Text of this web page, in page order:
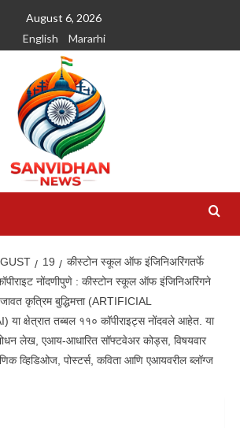
August 6, 2026
English
Mararhi
19
कीस्टोन स्कूल ऑफ इंजिनिअरिंगतर्फे
नोंदणीपुणे : कीस्टोन स्कूल ऑफ इंजिनिअरिंगने
कृत्रिम बुद्धिमत्ता (ARTIFICIAL
क्षेत्रात तब्बल ११० कॉपीराइट्स नोंदवले आहेत. या
लेख, एआय-आधारित सॉफ्टवेअर कोड्स, विषयवार
व्हिडिओज, पोस्टर्स, कविता आणि एआयवरील ब्लॉग्ज